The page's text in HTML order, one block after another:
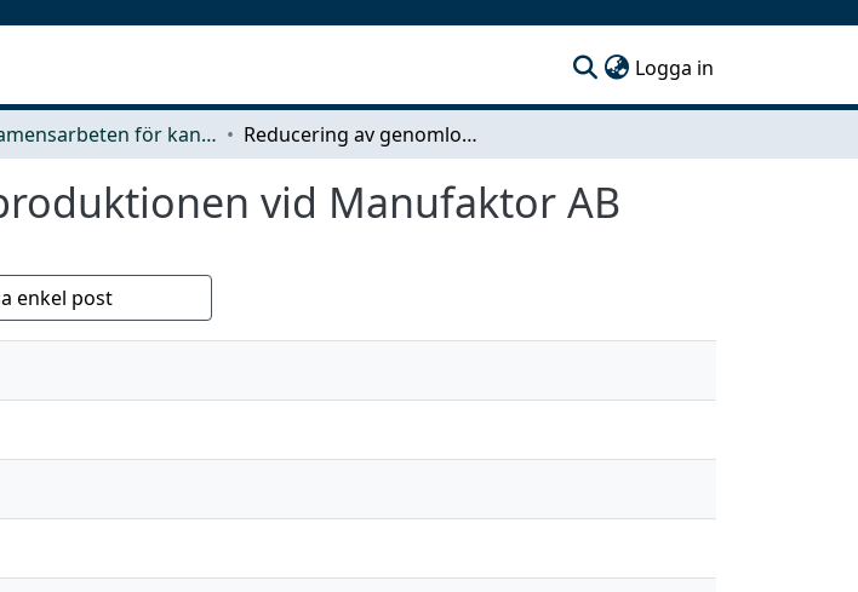
Logga in
Examensarbeten för kandidatexamen Reducering av genomloppstid i produktionen vid Manufaktor AB
vid Manufaktor AB
enkel post